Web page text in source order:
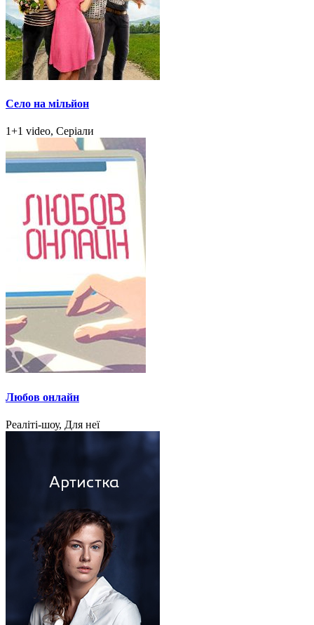
Село на мільйон
1+1 video, Серіали
Любов онлайн
Реаліті-шоу, Для неї